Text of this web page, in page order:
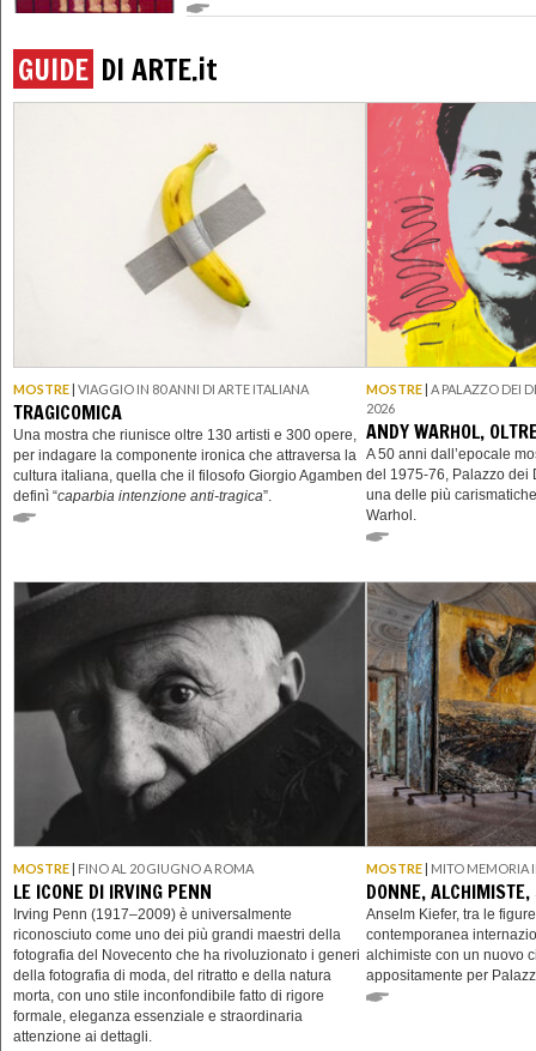
GUIDE DI ARTE.it
MOSTRE VIAGGIO IN 80 ANNI DI ARTE ITALIANA
TRAGICOMICA
Una mostra che riunisce oltre 130 artisti e 300 opere,
per indagare la componente ironica che attraversa la
cultura italiana, quella che il filosofo Giorgio Agamben
definì “caparbia intenzione anti-tragica”.
MOSTRE A PALAZZO DEI
2026
ANDY WARHOL,
A 50 anni dall’epocale
del 1975-76, Palazzo dei
una delle più
Warhol.
MOSTRE FINO AL 20 GIUGNO A ROMA
LE ICONE DI IRVING PENN
Irving Penn (1917–2009) è universalmente
riconosciuto come uno dei più grandi maestri della
fotografia del Novecento che ha rivoluzionato i generi
della fotografia di moda, del ritratto e della natura
morta, con uno stile inconfondibile fatto di rigore
formale, eleganza essenziale e straordinaria
attenzione ai dettagli.
MOSTRE MITO MEMORIA
DONNE,
Anselm Kiefer, tra le
contemporanea
alchimiste con un nuovo
appositamente per